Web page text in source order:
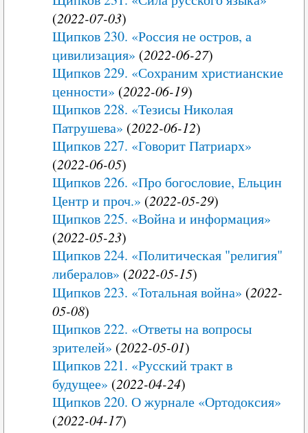
(2022-07-03)
Щипков 230. «Россия не остров, а
цивилизация» (2022-06-27)
Щипков 229. «Сохраним христианские
ценности» (2022-06-19)
Щипков 228. «Тезисы Николая
Патрушева» (2022-06-12)
Щипков 227. «Говорит Патриарх»
(2022-06-05)
Щипков 226. «Про богословие, Ельцин
Центр и проч.» (2022-05-29)
Щипков 225. «Война и информация»
(2022-05-23)
Щипков 224. «Политическая "религия"
либералов» (2022-05-15)
Щипков 223. «Тотальная война» (2022-
05-08)
Щипков 222. «Ответы на вопросы
зрителей» (2022-05-01)
Щипков 221. «Русский тракт в
будущее» (2022-04-24)
Щипков 220. О журнале «Ортодоксия»
(2022-04-17)